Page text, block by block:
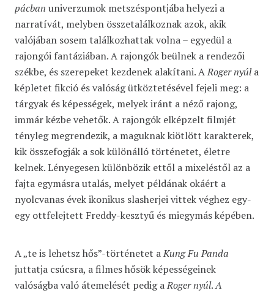
pácban univerzumok metszéspontjába helyezi a
narratívát, melyben összetalálkoznak azok, akik
valójában sosem találkozhattak volna – egyedül a
rajongói fantáziában. A rajongók beülnek a rendezői
székbe, és szerepeket kezdenek alakítani. ARoger nyúla
képletet fikció és valóság ütköztetésével fejeli meg: a
tárgyak és képességek, melyek iránt a néző rajong,
immár kézbe vehetők. A rajongók elképzelt filmjét
tényleg megrendezik, a maguknak kiötlött karakterek,
kik összefogják a sok különálló történetet, életre
kelnek. Lényegesen különbözik ettől a mixeléstől az a
fajta egymásra utalás, melyet példának okáért a
nyolcvanas évek ikonikus slasherjei vittek véghez egy-
egy ottfelejtett Freddy-kesztyű és miegymás képében.
A „te is lehetsz hős”-történetet aKung Fu Panda
juttatja csúcsra, a filmes hősök képességeinek
valóságba való átemelését pedig aRoger nyúl.A